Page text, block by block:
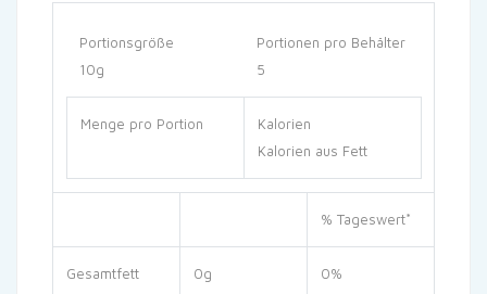
Portionsgröße
10g
Portionen pro Behälter
5
Menge pro Portion
Kalorien
Kalorien aus Fett
% Tageswert*
Gesamtfett 0g 0%